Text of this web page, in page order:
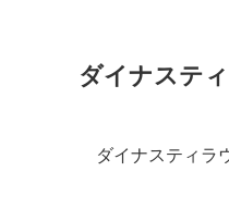
ダイナステ
ダイナスティラ